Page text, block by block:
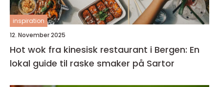
inspiration
12. November 2025
Hot wok fra kinesisk restaurant i Bergen: En
lokal guide til raske smaker på Sartor